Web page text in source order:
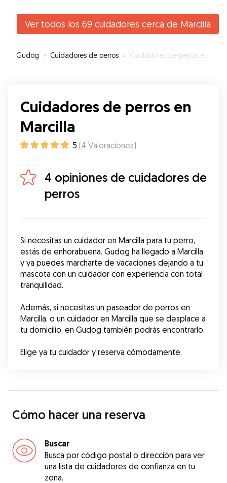
Ver todos los 69 cuidadores cerca de Marcilla
Gudog » Cuidadores de perros » Cuidadores de perros en Marcilla
Cuidadores de perros en
Marcilla
5 (4 Valoraciones)
4 opiniones de cuidadores de
perros
Si necesitas un cuidador en Marcilla para tu perro,
estás de enhorabuena. Gudog ha llegado a Marcilla
y ya puedes marcharte de vacaciones dejando a tu
mascota con un cuidador con experiencia con total
tranquilidad.
Además, si necesitas un paseador de perros en
Marcilla, o un cuidador en Marcilla que se desplace a
tu domicilio, en Gudog también podrás encontrarlo.
Elige ya tu cuidador y reserva cómodamente.
Cómo hacer una reserva
Buscar
Busca por código postal o dirección para ver
una lista de cuidadores de confianza en tu
zona.